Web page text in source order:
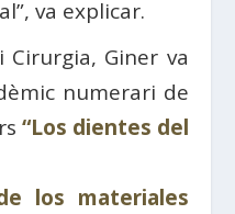
va explicar.
Giner va
numerari de
“Los dientes del
los materiales